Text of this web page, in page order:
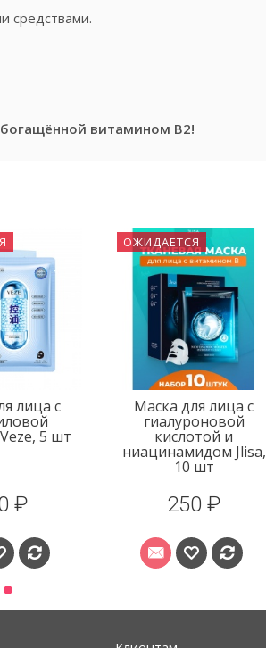
средствами.
витамином B2!
лица с
5 шт
₽
ОЖИДАЕТСЯ
Маска для лица с
гиалуроновой
кислотой и
ниацинамидом Jlisa,
10 шт
250 ₽